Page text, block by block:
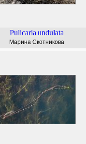
Pulicaria undulata
Марина Скотникова